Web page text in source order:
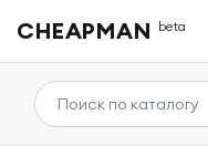
CHEAPMAN beta